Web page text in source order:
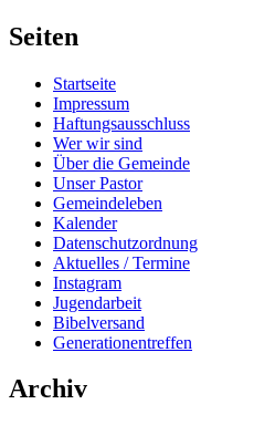
Seiten
Startseite
Impressum
Haftungsausschluss
Wer wir sind
Über die Gemeinde
Unser Pastor
Gemeindeleben
Kalender
Datenschutzordnung
Aktuelles / Termine
Instagram
Jugendarbeit
Bibelversand
Generationentreffen
Archiv